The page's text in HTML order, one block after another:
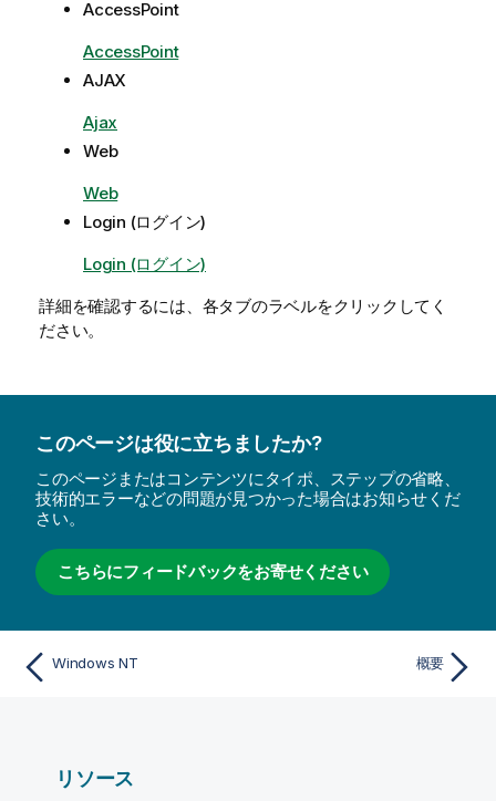
AccessPoint
AccessPoint
AJAX
Ajax
Web
Web
Login (ログイン)
Login (ログイン)
詳細を確認するには、各タブのラベルをクリックしてく
ださい。
このページは役に立ちましたか?
このページまたはコンテンツにタイポ、ステップの省略、
技術的エラーなどの問題が見つかった場合はお知らせくだ
さい。
こちらにフィードバックをお寄せください
Windows NT 概要
リソース